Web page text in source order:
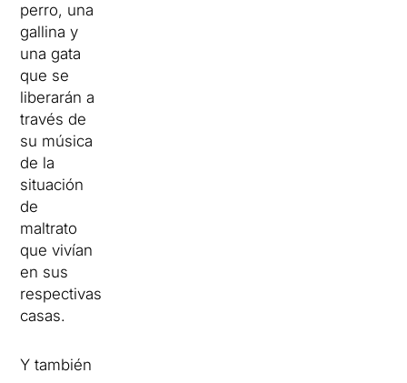
perro, una
gallina y
una gata
que se
liberarán a
través de
su música
de la
situación
de
maltrato
que vivían
en sus
respectivas
casas.
Y también